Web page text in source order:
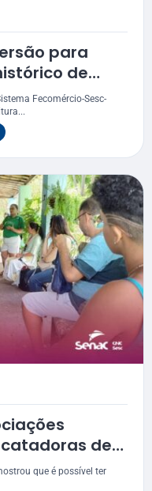
para
de
Fecomércio-Sesc-
de
sergipano
que é possível ter